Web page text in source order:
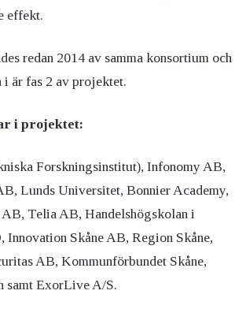
effekt.
redan 2014 av samma konsortium och
i är fas 2 av projektet.
i projektet:
Forskningsinstitut), Infonomy AB,
Lunds Universitet, Bonnier Academy,
Telia AB, Handelshögskolan i
Innovation Skåne AB, Region Skåne,
AB, Kommunförbundet Skåne,
samt ExorLive A/S.